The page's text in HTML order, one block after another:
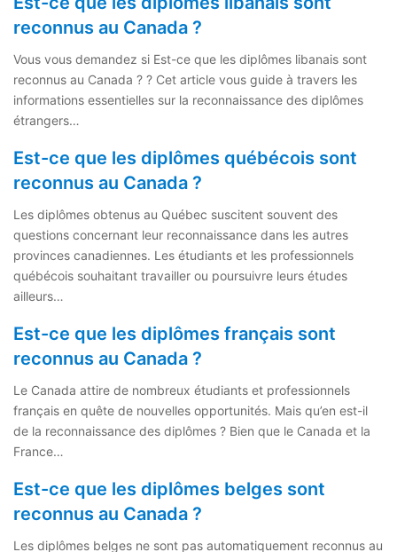
reconnus au Canada ?
Vous vous demandez si Est-ce que les diplômes libanais sont
reconnus au Canada ? ? Cet article vous guide à travers les
informations essentielles sur la reconnaissance des diplômes
étrangers…
Est-ce que les diplômes québécois sont
reconnus au Canada ?
Les diplômes obtenus au Québec suscitent souvent des
questions concernant leur reconnaissance dans les autres
provinces canadiennes. Les étudiants et les professionnels
québécois souhaitant travailler ou poursuivre leurs études
ailleurs…
Est-ce que les diplômes français sont
reconnus au Canada ?
Le Canada attire de nombreux étudiants et professionnels
français en quête de nouvelles opportunités. Mais qu’en est-il
de la reconnaissance des diplômes ? Bien que le Canada et la
France…
Est-ce que les diplômes belges sont
reconnus au Canada ?
Les diplômes belges ne sont pas automatiquement reconnus au